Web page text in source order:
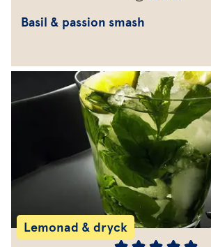
Basil & passion smash
Lemonad & dryck